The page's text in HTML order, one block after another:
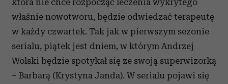
właśnie nowotworu, będzie odwiedzać terapeutę
w każdy czwartek. Tak jak w pierwszym sezonie
serialu, piątek jest dniem, w którym Andrzej
Wolski będzie spotykał się ze swoją superwizorką
– Barbarą (Krystyna Janda). W serialu pojawi się